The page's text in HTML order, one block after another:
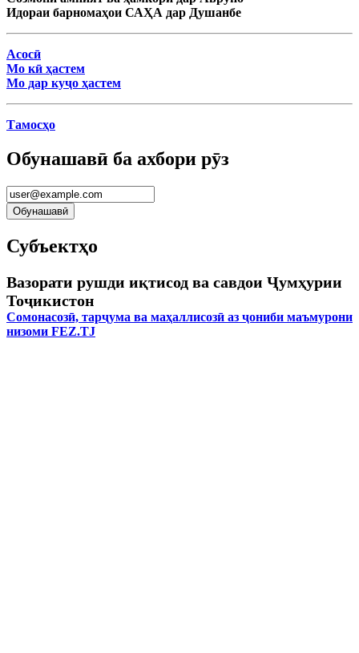
Идораи барномаҳои САҲА дар Душанбе
Асосӣ
Мо кӣ ҳастем
Мо дар куҷо ҳастем
Тамосҳо
Обунашавӣ ба ахбори рӯз
Субъектҳо
Вазорати рушди иқтисод ва савдои Ҷумҳурии
Тоҷикистон
Сомонасозӣ, тарҷума ва маҳаллисозӣ аз ҷониби маъмурони
низоми FEZ.TJ